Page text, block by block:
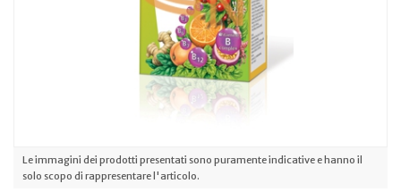
Le immagini dei prodotti presentati sono puramente indicative e hanno il
solo scopo di rappresentare l'articolo.